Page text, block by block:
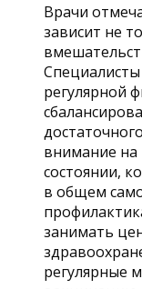
Врачи
зависит не
регулярной
внимание
состоянии,
в общем
занимать
регулярные